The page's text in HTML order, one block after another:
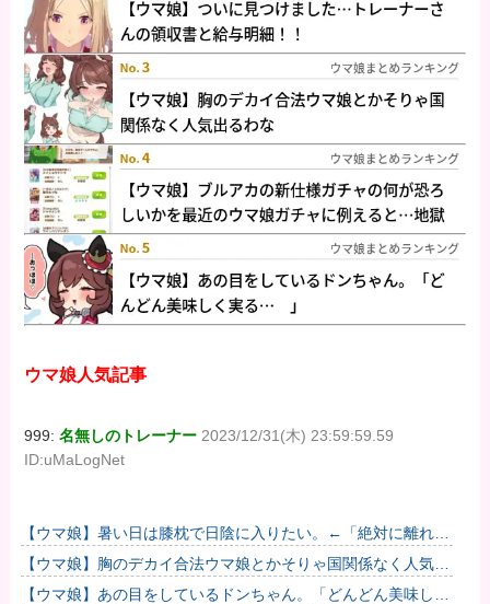
ウマ娘人気記事
999:名無しのトレーナー 2023/12/31(木) 23:59:59.59
ID:uMaLogNet
【ウマ娘】暑い日は膝枕で日陰に入りたい。←「絶対に離れた
くない場所だな」
【ウマ娘】胸のデカイ合法ウマ娘とかそりゃ国関係なく人気出
るわな
【ウマ娘】あの目をしているドンちゃん。「どんどん美味しく